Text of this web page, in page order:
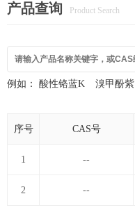
产品查询 Product Search
例如： 酸性铬蓝K 溴甲酚紫
序号 CAS号
1 --
2 --